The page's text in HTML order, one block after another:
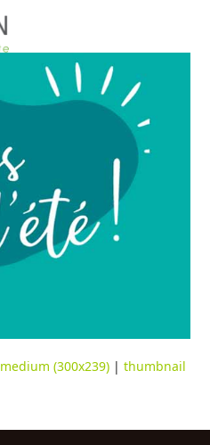
medium (300x239) |thumbnail